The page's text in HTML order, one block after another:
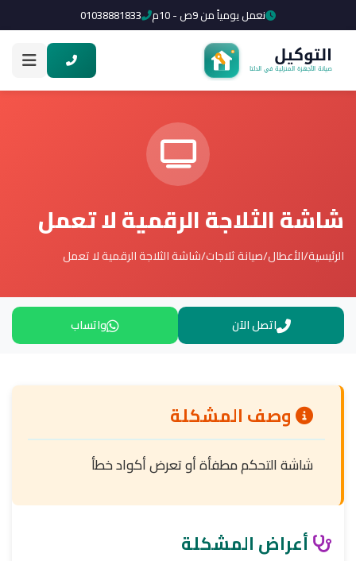
نعمل يومياً من 9ص - 10م 01038881833
شاشة الثلاجة الرقمية لا تعمل
الرئيسية/الأعطال/صيانة ثلاجات/شاشة الثلاجة الرقمية لا تعمل
اتصل الآن واتساب
وصف المشكلة
شاشة التحكم مطفأة أو تعرض أكواد خطأ
أعراض المشكلة